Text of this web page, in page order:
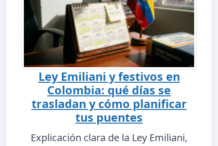
Ley Emiliani y festivos en
Colombia: qué días se
trasladan y cómo planificar
tus puentes
Explicación clara de la Ley Emiliani,